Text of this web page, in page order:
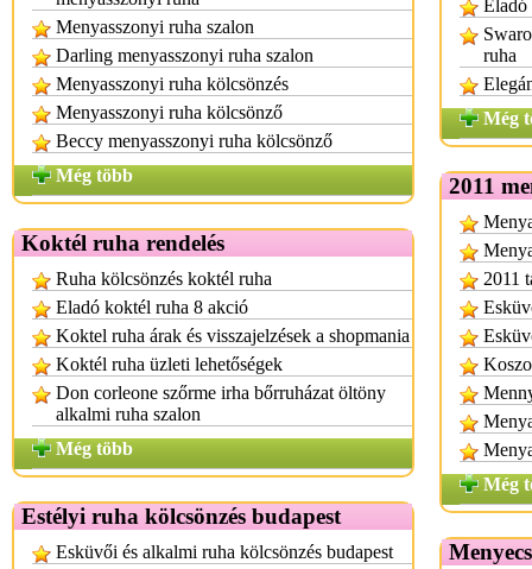
Menyasszonyi ruha szalon
Darling menyasszonyi ruha szalon
Menyasszonyi ruha kölcsönzés
Menyasszonyi ruha kölcsönző
Beccy menyasszonyi ruha kölcsönző
Még több
Koktél ruha rendelés
Ruha kölcsönzés koktél ruha
Eladó koktél ruha 8 akció
Koktel ruha árak és visszajelzések a shopmania
Koktél ruha üzleti lehetőségek
Don corleone szőrme irha bőrruházat öltöny
alkalmi ruha szalon
Még több
Estélyi ruha kölcsönzés budapest
Esküvői és alkalmi ruha kölcsönzés budapest
ruha
Még
2011
2011
Még